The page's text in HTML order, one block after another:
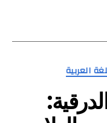
العربية